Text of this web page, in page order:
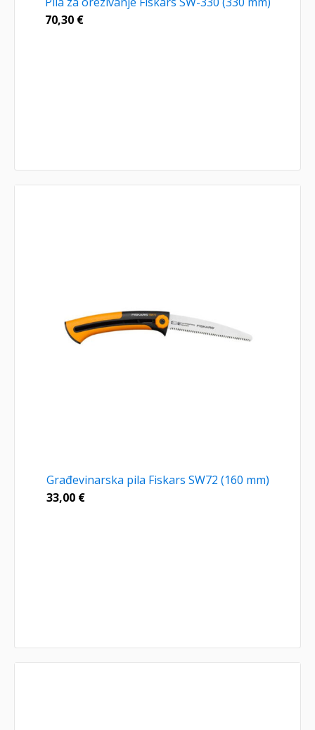
70,30 €
Građevinarska pila Fiskars SW72 (160 mm)
33,00 €